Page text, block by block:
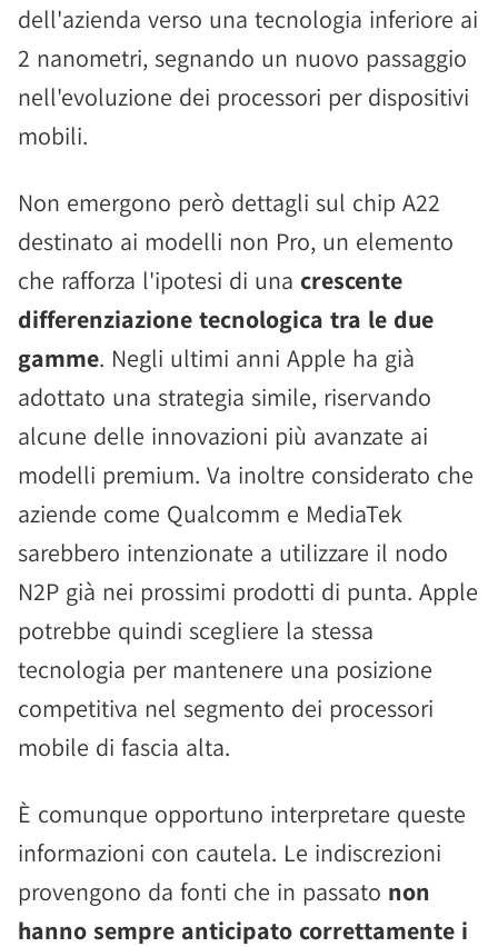
dell'azienda verso una tecnologia inferiore ai
2 nanometri, segnando un nuovo passaggio
nell'evoluzione dei processori per dispositivi
mobili.
Non emergono però dettagli sul chip A22
destinato ai modelli non Pro, un elemento
che rafforza l'ipotesi di una crescente
differenziazione tecnologica tra le due
gamme. Negli ultimi anni Apple ha già
adottato una strategia simile, riservando
alcune delle innovazioni più avanzate ai
modelli premium. Va inoltre considerato che
aziende come Qualcomm e MediaTek
sarebbero intenzionate a utilizzare il nodo
N2P già nei prossimi prodotti di punta. Apple
potrebbe quindi scegliere la stessa
tecnologia per mantenere una posizione
competitiva nel segmento dei processori
mobile di fascia alta.
È comunque opportuno interpretare queste
informazioni con cautela. Le indiscrezioni
provengono da fonti che in passato non
hanno sempre anticipato correttamente i